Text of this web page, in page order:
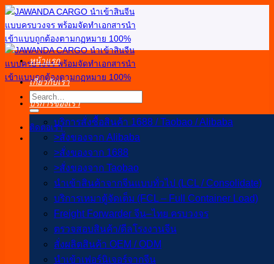
ข้าม
ไป
ยัง
เนื้อหา
ติดต่อเรา
หน้าแรก
เกี่ยวกับเรา
บริการของเรา
บริการสั่งซื้อสินค้า 1688 / Taobao / Alibaba
>สั่งของจาก Alibaba
>สั่งของจาก 1688
>สั่งของจาก Taobao
นำเข้าสินค้าจากจีนแบบทั่วไป (LCL / Consolidate)
บริการเหมาตู้จัดเต็ม (FCL – Full Container Load)
Freight Forwarder จีน–ไทย ครบวงจร
ตรวจสอบสินค้า/ดีลโรงงานจีน
สั่งผลิตสินค้า OEM / ODM
นำเข้าเฟอร์นิเจอร์จากจีน